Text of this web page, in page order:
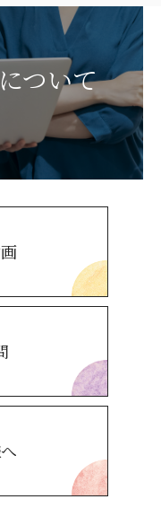
ついて